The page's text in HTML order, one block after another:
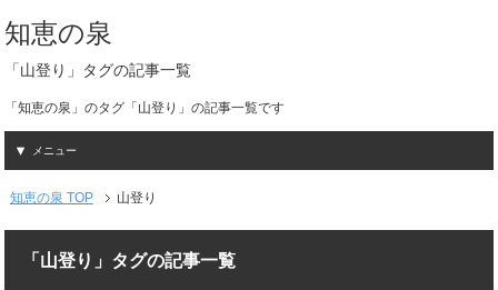
知恵の泉
「山登り」タグの記事一覧
「知恵の泉」のタグ「山登り」の記事一覧です
メニュー
知恵の泉 TOP 山登り
「山登り」タグの記事一覧